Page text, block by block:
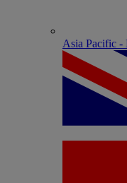
Asia Pacific -